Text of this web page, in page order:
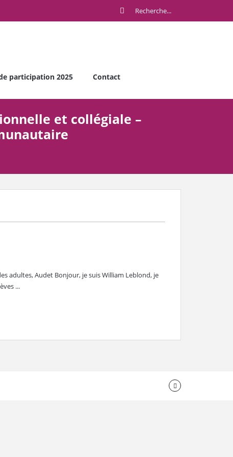
participation 2025 Contact
et collégiale –
adultes, Audet Bonjour, je suis William Leblond, je
...